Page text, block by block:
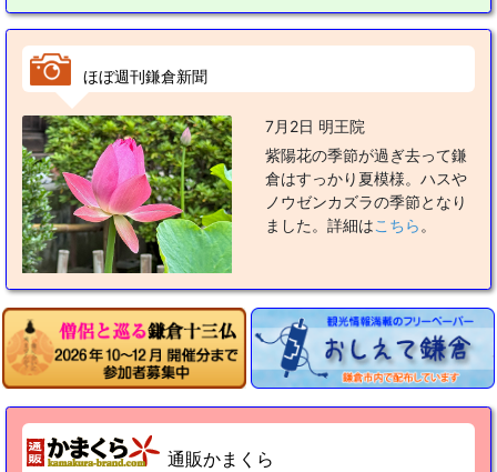
ほぼ週刊鎌倉新聞
7月2日 明王院
紫陽花の季節が過ぎ去って鎌
倉はすっかり夏模様。ハスや
ノウゼンカズラの季節となり
ました。詳細はこちら 。
通販かまくら